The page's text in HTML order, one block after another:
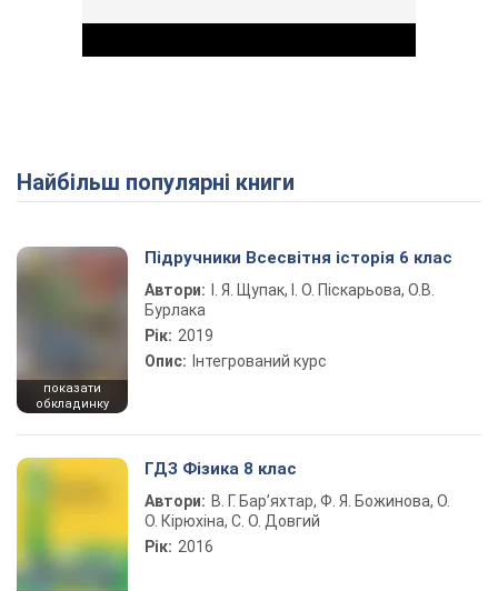
Play Video
Найбільш популярні книги
показати
обкладинку
Підручники Всесвітня історія 6 клас
Автори:
І. Я. Щупак, І. О. Піскарьова, О.В.
Бурлака
Рік: 2019
Опис: Інтегрований курс
ГДЗ Фізика 8 клас
Автори: В. Г. Бар’яхтар, Ф. Я. Божинова, О.
О. Кірюхіна, С. О. Довгий
Рік: 2016